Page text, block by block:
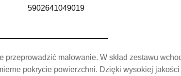
5902641049019
malowanie. W skład zestawu
pokrycie powierzchni. Dzięki wysokiej jakości